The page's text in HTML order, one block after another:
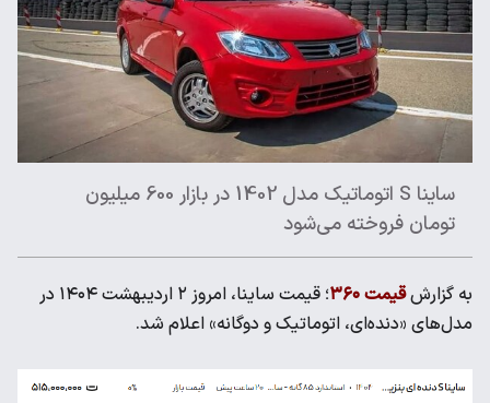
ساینا S اتوماتیک مدل 1402 در بازار 600 میلیون
تومان فروخته می‌شود
به گزارشقیمت ۳۶۰
؛ قیمت ساینا، امروز ۲ اردیبهشت ۱۴۰۴ در
مدل‌های «دنده‌ای، اتوماتیک و دوگانه» اعلام شد.